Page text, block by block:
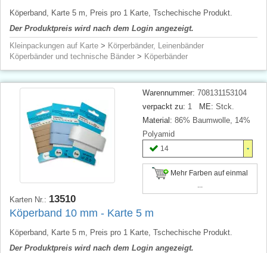
Köperband, Karte 5 m, Preis pro 1 Karte, Tschechische Produkt.
Der Produktpreis wird nach dem Login angezeigt.
Kleinpackungen auf Karte > Körperbänder, Leinenbänder
Köperbänder und technische Bänder > Köperbänder
Warennummer: 708131153104
verpackt zu: 1 ME: Stck.
Material: 86% Baumwolle, 14%
Polyamid
14
Mehr Farben auf einmal
Karten Nr.: 13510
Köperband 10 mm - Karte 5 m
Köperband, Karte 5 m, Preis pro 1 Karte, Tschechische Produkt.
Der Produktpreis wird nach dem Login angezeigt.